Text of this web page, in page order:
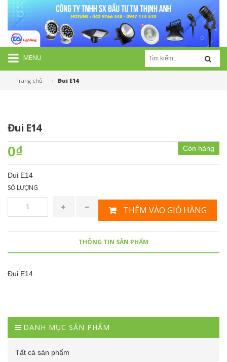
MENU
Trang chủ —› Đui E14
Đui E14
Còn hàng
0₫
Đui E14
SỐ LƯỢNG
THÊM VÀO GIỎ HÀNG
THÔNG TIN SẢN PHẨM
Đui E14
DANH MỤC SẢN PHẨM
Tất cả sản phẩm